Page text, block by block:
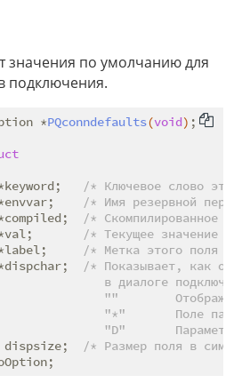
значения по умолчанию для
подключения.
*PQconndefaults(void) ;
/* Ключевое слово
/* Имя резервной
/* Скомпилированное
*val;
/* Текущее значение
*label;
/* Метка этого поля в
/* Показывает, как
в диалоге
""
"*"       Поле
"D"       Параметр
dispsize;
/* Размер поля в